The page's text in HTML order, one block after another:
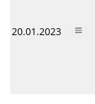
20.01.2023